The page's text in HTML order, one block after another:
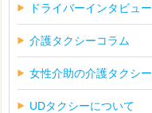
ドライバーインタビュー
介護タクシーコラム
女性介助の介護タクシー
UDタクシーについて